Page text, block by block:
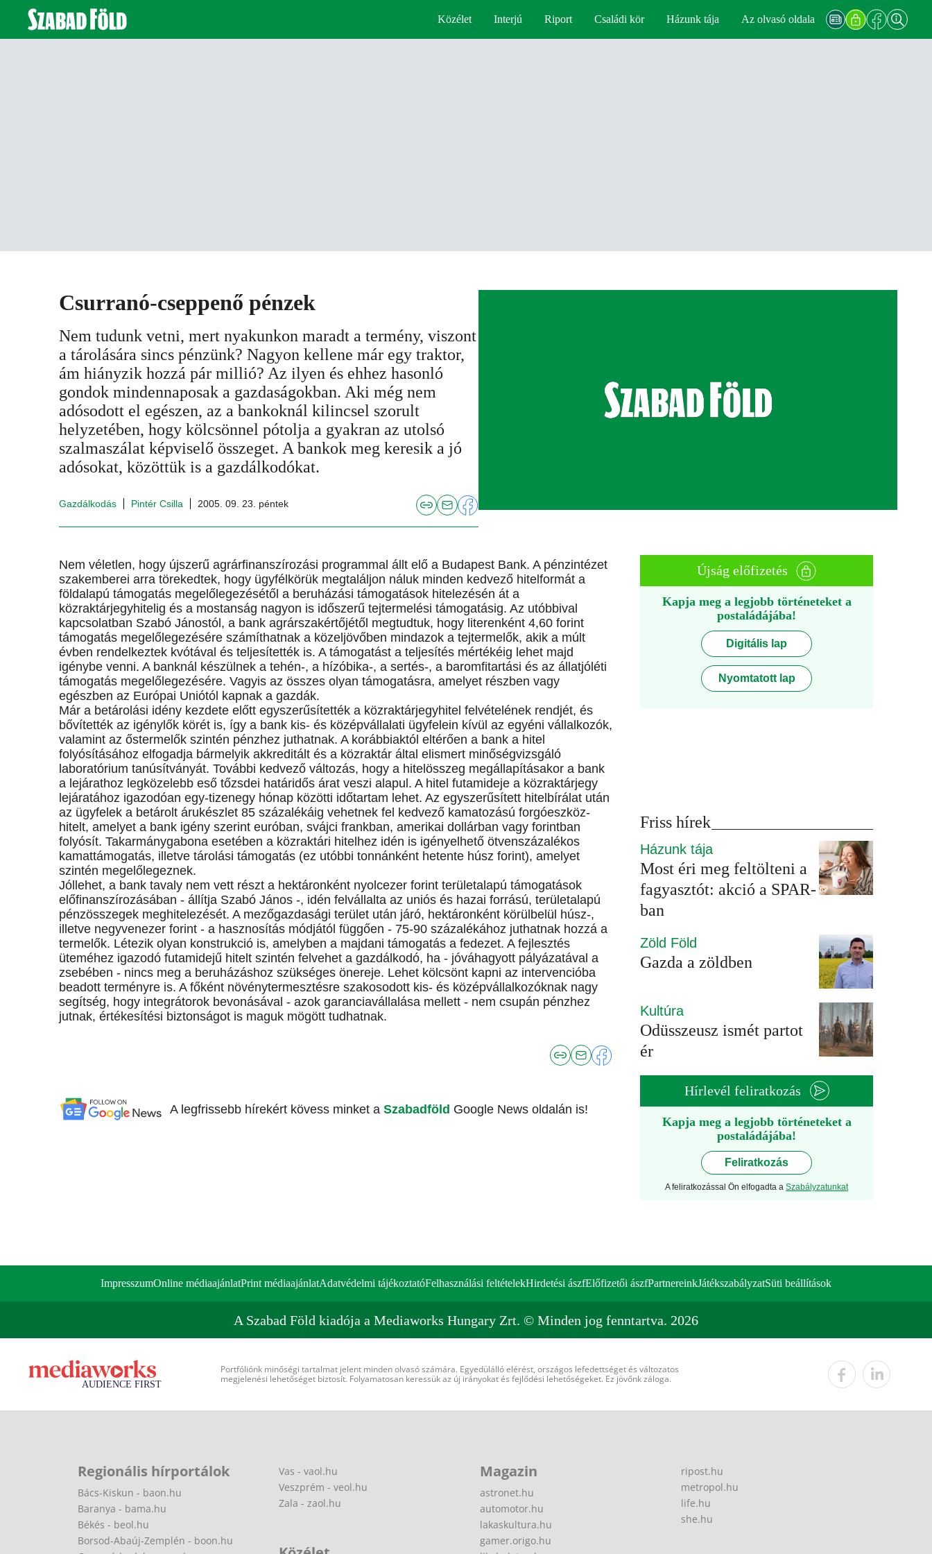
Közélet Interjú Riport Családi kör Házunk tája Az olvasó oldala
Csurranó-cseppenő pénzek
Nem tudunk vetni, mert nyakunkon maradt a termény, viszont
a tárolására sincs pénzünk? Nagyon kellene már egy traktor,
ám hiányzik hozzá pár millió? Az ilyen és ehhez hasonló
gondok mindennaposak a gazdaságokban. Aki még nem
adósodott el egészen, az a bankoknál kilincsel szorult
helyzetében, hogy kölcsönnel pótolja a gyakran az utolsó
szalmaszálat képviselő összeget. A bankok meg keresik a jó
adósokat, közöttük is a gazdálkodókat.
Gazdálkodás Pintér Csilla 2005. 09. 23. péntek
Nem véletlen, hogy újszerű agrárfinanszírozási programmal állt elő a Budapest Bank. A pénzintézet
szakemberei arra törekedtek, hogy ügyfélkörük megtaláljon náluk minden kedvező hitelformát a
földalapú támogatás megelőlegezésétől a beruházási támogatások hitelezésén át a
közraktárjegyhitelig és a mostanság nagyon is időszerű tejtermelési támogatásig. Az utóbbival
kapcsolatban Szabó Jánostól, a bank agrárszakértőjétől megtudtuk, hogy literenként 4,60 forint
támogatás megelőlegezésére számíthatnak a közeljövőben mindazok a tejtermelők, akik a múlt
évben rendelkeztek kvótával és teljesítették is. A támogatást a teljesítés mértékéig lehet majd
igénybe venni. A banknál készülnek a tehén-, a hízóbika-, a sertés-, a baromfitartási és az állatjóléti
támogatás megelőlegezésére. Vagyis az összes olyan támogatásra, amelyet részben vagy
egészben az Európai Uniótól kapnak a gazdák.
Már a betárolási idény kezdete előtt egyszerűsítették a közraktárjegyhitel felvételének rendjét, és
bővítették az igénylők körét is, így a bank kis- és középvállalati ügyfelein kívül az egyéni vállalkozók,
valamint az őstermelők szintén pénzhez juthatnak. A korábbiaktól eltérően a bank a hitel
folyósításához elfogadja bármelyik akkreditált és a közraktár által elismert minőségvizsgáló
laboratórium tanúsítványát. További kedvező változás, hogy a hitelösszeg megállapításakor a bank
a lejárathoz legközelebb eső tőzsdei határidős árat veszi alapul. A hitel futamideje a közraktárjegy
lejáratához igazodóan egy-tizenegy hónap közötti időtartam lehet. Az egyszerűsített hitelbírálat után
az ügyfelek a betárolt árukészlet 85 százalékáig vehetnek fel kedvező kamatozású forgóeszköz-
hitelt, amelyet a bank igény szerint euróban, svájci frankban, amerikai dollárban vagy forintban
folyósít. Takarmánygabona esetében a közraktári hitelhez idén is igényelhető ötvenszázalékos
kamattámogatás, illetve tárolási támogatás (ez utóbbi tonnánként hetente húsz forint), amelyet
szintén megelőlegeznek.
Jóllehet, a bank tavaly nem vett részt a hektáronként nyolcezer forint területalapú támogatások
előfinanszírozásában - állítja Szabó János -, idén felvállalta az uniós és hazai forrású, területalapú
pénzösszegek meghitelezését. A mezőgazdasági terület után járó, hektáronként körülbelül húsz-,
illetve negyvenezer forint - a hasznosítás módjától függően - 75-90 százalékához juthatnak hozzá a
termelők. Létezik olyan konstrukció is, amelyben a majdani támogatás a fedezet. A fejlesztés
üteméhez igazodó futamidejű hitelt szintén felvehet a gazdálkodó, ha - jóváhagyott pályázatával a
zsebében - nincs meg a beruházáshoz szükséges önereje. Lehet kölcsönt kapni az intervencióba
beadott terményre is. A főként növénytermesztésre szakosodott kis- és középvállalkozóknak nagy
segítség, hogy integrátorok bevonásával - azok garanciavállalása mellett - nem csupán pénzhez
jutnak, értékesítési biztonságot is maguk mögött tudhatnak.
A legfrissebb hírekért kövess minket a Szabadföld Google News oldalán is!
Újság előfizetés
Kapja meg a legjobb történeteket a
postaládájába!
Digitális lap
Nyomtatott lap
Friss hírek
Házunk tája
Most éri meg feltölteni a
fagyasztót: akció a SPAR-
ban
Zöld Föld
Gazda a zöldben
Kultúra
Odüsszeusz ismét partot
ér
Hírlevél feliratkozás
Kapja meg a legjobb történeteket a
postaládájába!
Feliratkozás
A feliratkozással Ön elfogadta a Szabályzatunkat
ImpresszumOnline médiaajánlatPrint médiaajánlatAdatvédelmi tájékoztatóFelhasználási feltételekHirdetési ászfElőfizetői ászfPartnereinkJátékszabályzatSüti beállítások
A Szabad Föld kiadója a Mediaworks Hungary Zrt. © Minden jog fenntartva. 2026
Portfóliónk minőségi tartalmat jelent minden olvasó számára. Egyedülálló elérést, országos lefedettséget és változatos
megjelenési lehetőséget biztosít. Folyamatosan keressük az új irányokat és fejlődési lehetőségeket. Ez jövőnk záloga.
Regionális hírportálok
Bács-Kiskun - baon.hu
Baranya - bama.hu
Békés - beol.hu
Borsod-Abaúj-Zemplén - boon.hu
Vas - vaol.hu
Veszprém - veol.hu
Zala - zaol.hu
Magazin
astronet.hu
automotor.hu
lakaskultura.hu
gamer.origo.hu
ripost.hu
metropol.hu
life.hu
she.hu